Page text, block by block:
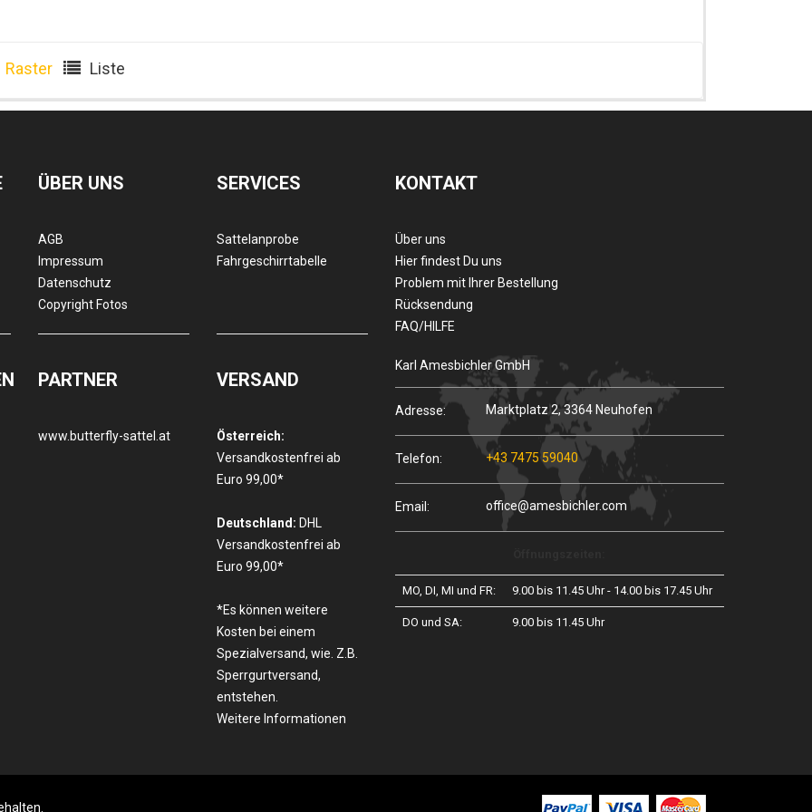
Raster Liste
ÜBER UNS
AGB
Impressum
Datenschutz
Copyright Fotos
PARTNER
www.butterfly-sattel.at
SERVICES
Sattelanprobe
Fahrgeschirrtabelle
VERSAND
Österreich:
Versandkostenfrei ab
Euro 99,00*
Deutschland: DHL
Versandkostenfrei ab
Euro 99,00*
*Es können weitere
Kosten bei einem
Spezialversand, wie. Z.B.
Sperrgurtversand,
entstehen.
Weitere Informationen
KONTAKT
Über uns
Hier findest Du uns
Problem mit Ihrer Bestellung
Rücksendung
FAQ/HILFE
Karl Amesbichler GmbH
Adresse: Marktplatz 2, 3364 Neuhofen
Telefon: +43 7475 59040
Email: office@amesbichler.com
MO, DI, MI und FR: 9.00 bis 11.45 Uhr - 14.00 bis 17.45 Uhr
DO und SA: 9.00 bis 11.45 Uhr